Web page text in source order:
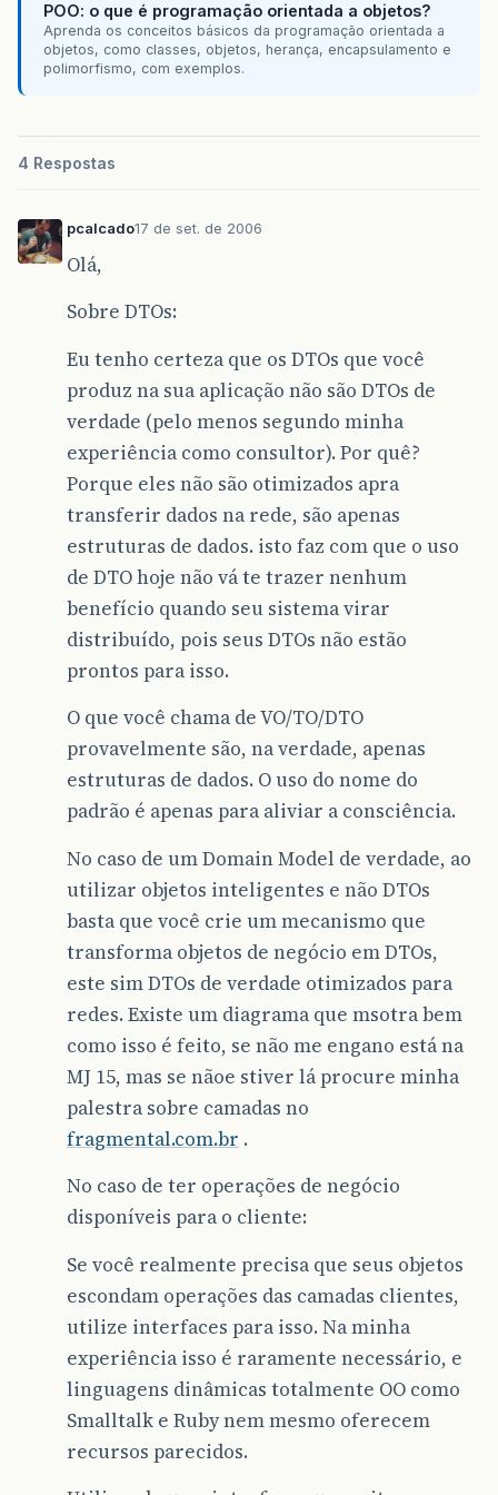
POO: o que é programação orientada a objetos?
Aprenda os conceitos básicos da programação orientada a
objetos, como classes, objetos, herança, encapsulamento e
polimorfismo, com exemplos.
4 Respostas
pcalcado17 de set. de 2006
Olá,
Sobre DTOs:
Eu tenho certeza que os DTOs que você
produz na sua aplicação não são DTOs de
verdade (pelo menos segundo minha
experiência como consultor). Por quê?
Porque eles não são otimizados apra
transferir dados na rede, são apenas
estruturas de dados. isto faz com que o uso
de DTO hoje não vá te trazer nenhum
benefício quando seu sistema virar
distribuído, pois seus DTOs não estão
prontos para isso.
O que você chama de VO/TO/DTO
provavelmente são, na verdade, apenas
estruturas de dados. O uso do nome do
padrão é apenas para aliviar a consciência.
No caso de um Domain Model de verdade, ao
utilizar objetos inteligentes e não DTOs
basta que você crie um mecanismo que
transforma objetos de negócio em DTOs,
este sim DTOs de verdade otimizados para
redes. Existe um diagrama que msotra bem
como isso é feito, se não me engano está na
MJ 15, mas se nãoe stiver lá procure minha
palestra sobre camadas no
fragmental.com.br .
No caso de ter operações de negócio
disponíveis para o cliente:
Se você realmente precisa que seus objetos
escondam operações das camadas clientes,
utilize interfaces para isso. Na minha
experiência isso é raramente necessário, e
linguagens dinâmicas totalmente OO como
Smalltalk e Ruby nem mesmo oferecem
recursos parecidos.